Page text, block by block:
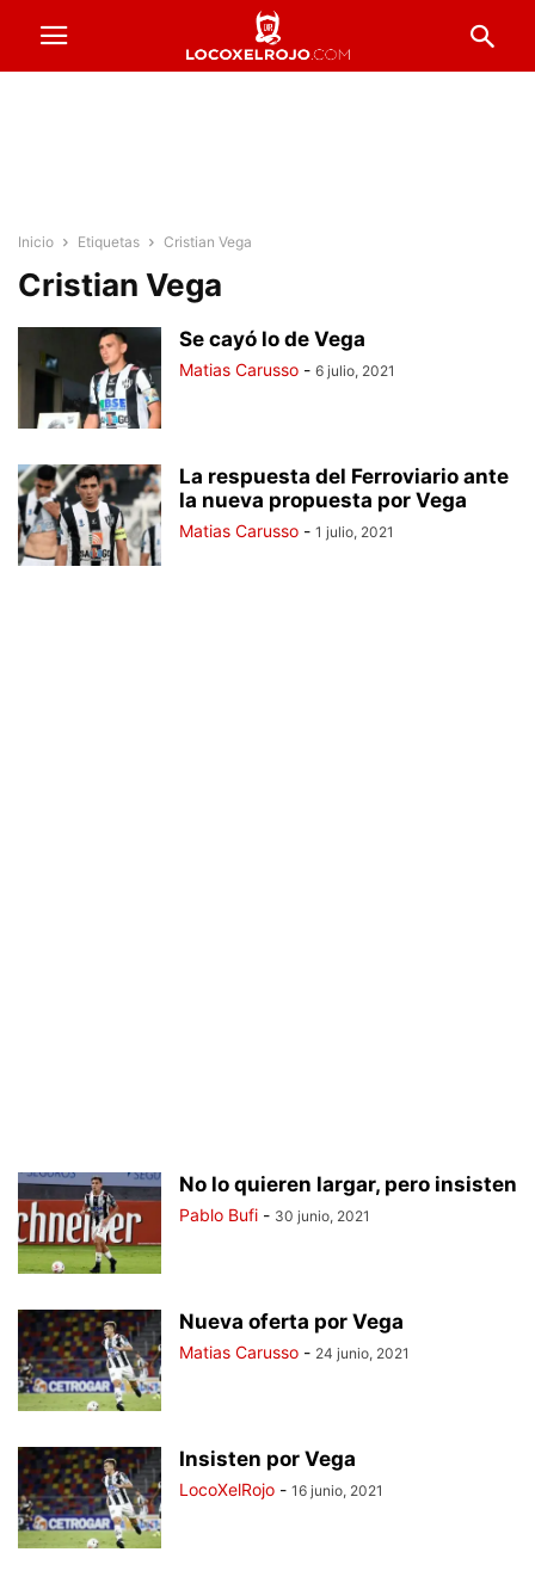
Inicio Etiquetas Cristian Vega
Cristian Vega
Se cayó lo de Vega
Matias Carusso - 6 julio, 2021
La respuesta del Ferroviario ante
la nueva propuesta por Vega
Matias Carusso - 1 julio, 2021
No lo quieren largar, pero insisten
Pablo Bufi - 30 junio, 2021
Nueva oferta por Vega
Matias Carusso - 24 junio, 2021
Insisten por Vega
LocoXelRojo - 16 junio, 2021